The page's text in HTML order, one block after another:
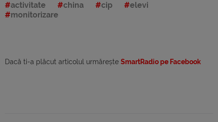
activitate china cip
elevi
monitorizare
Dacă ti-a plăcut articolul urmărește SmartRadio pe Facebook